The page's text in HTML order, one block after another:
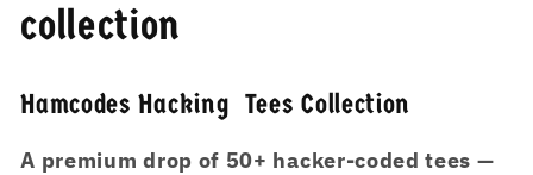
ộ
ư
collection
Hamcodes Hacking Tees Collection
A premium drop of 50+ hacker-coded tees —